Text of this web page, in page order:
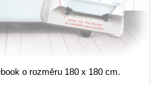
o rozměru 180 x 180 cm.